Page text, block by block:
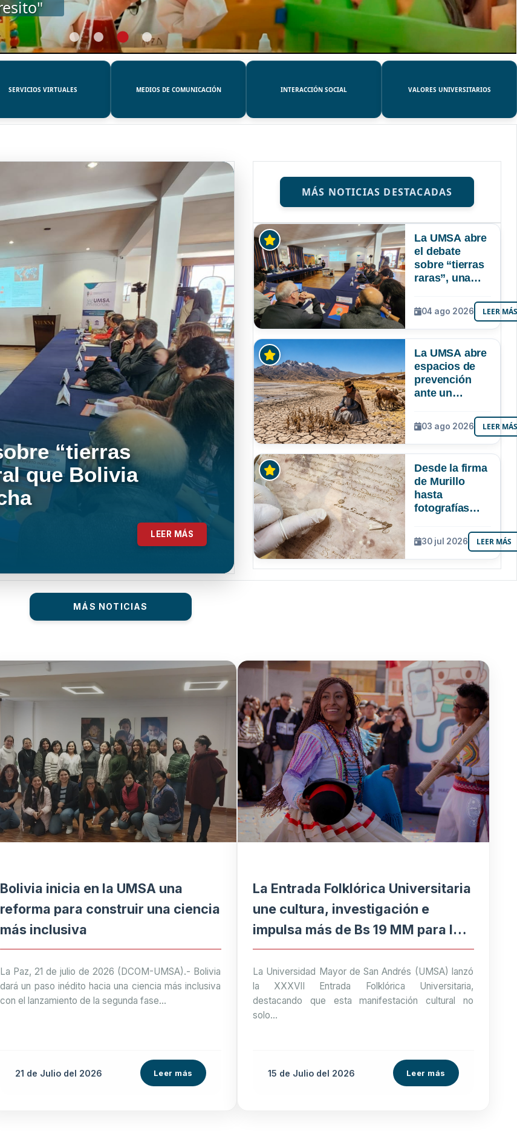
SERVICIOS VIRTUALES MEDIOS DE COMUNICACIÓN INTERACCIÓN SOCIAL VALORES UNIVERSITARIOS
“tierras
que Bolivia
LEER MÁS
MÁS NOTICIAS DESTACADAS
La UMSA abre
el debate
sobre “tierras
raras”, una
mineral que
Bolivia aún no
explora ni
04 ago 2026 LEER
La UMSA abre
espacios de
prevención
ante un
Niño que
podría superar
a los tres
Bolivia
03 ago 2026 LEER
Desde la firma
de Murillo
hasta
fotografías
UMSA
resguarda 6
joyas de la
30 jul 2026 LEER MÁS
MÁS NOTICIAS
Bolivia inicia en la UMSA una
reforma para construir una ciencia
más inclusiva
La Paz, 21 de julio de 2026 (DCOM-UMSA).- Bolivia
dará un paso inédito hacia una ciencia más inclusiva
con el lanzamiento de la segunda fase...
21 de Julio del 2026 Leer más
La Entrada Folklórica Universitaria
une cultura, investigación e
impulsa más de Bs 19 MM para la
economía paceña
La Universidad Mayor de San Andrés (UMSA) lanzó
la XXXVII Entrada Folklórica Universitaria,
destacando que esta manifestación cultural no
solo...
15 de Juliodel 2026 Leer más